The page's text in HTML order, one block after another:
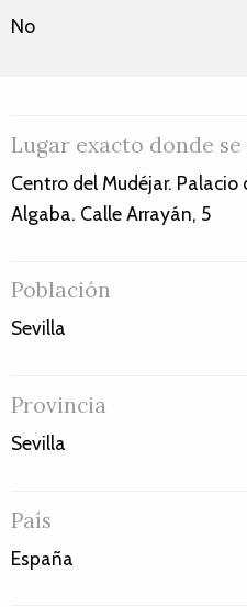
No
Lugar exacto donde
Centro del Mudéjar. Palacio
Algaba. Calle Arrayán, 5
Población
Sevilla
Provincia
Sevilla
País
España